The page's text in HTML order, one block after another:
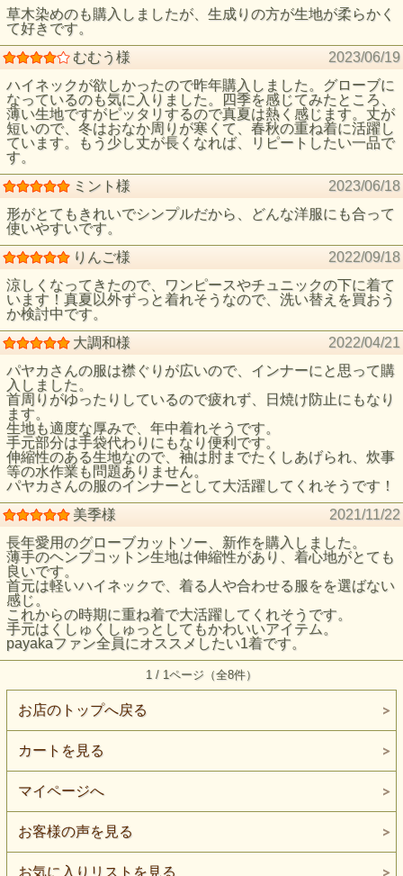
草木染めのも購入しましたが、生成りの方が生地が柔らかく
て好きです。
むむう様
2023/06/19
ハイネックが欲しかったので昨年購入しました。グローブに
なっているのも気に入りました。四季を感じてみたところ、
薄い生地ですがピッタリするので真夏は熱く感じます。丈が
短いので、冬はおなか周りが寒くて、春秋の重ね着に活躍し
ています。もう少し丈が長くなれば、リピートしたい一品で
す。
ミント様
2023/06/18
形がとてもきれいでシンプルだから、どんな洋服にも合って
使いやすいです。
りんご様
2022/09/18
涼しくなってきたので、ワンピースやチュニックの下に着て
います！真夏以外ずっと着れそうなので、洗い替えを買おう
か検討中です。
大調和様
2022/04/21
パヤカさんの服は襟ぐりが広いので、インナーにと思って購
入しました。
首周りがゆったりしているので疲れず、日焼け防止にもなり
ます。
生地も適度な厚みで、年中着れそうです。
手元部分は手袋代わりにもなり便利です。
伸縮性のある生地なので、袖は肘までたくしあげられ、炊事
等の水作業も問題ありません。
パヤカさんの服のインナーとして大活躍してくれそうです！
美季様
2021/11/22
長年愛用のグローブカットソー、新作を購入しました。
薄手のヘンプコットン生地は伸縮性があり、着心地がとても
良いです。
首元は軽いハイネックで、着る人や合わせる服をを選ばない
感じ。
これからの時期に重ね着で大活躍してくれそうです。
手元はくしゅくしゅっとしてもかわいいアイテム。
payakaファン全員にオススメしたい1着です。
1 / 1ページ（全8件）
お店のトップへ戻る
カートを見る
マイページへ
お客様の声を見る
お気に入りリストを見る